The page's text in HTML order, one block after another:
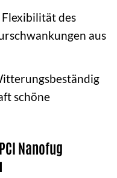
Flexibilität des
aus
schöne
Nanofug